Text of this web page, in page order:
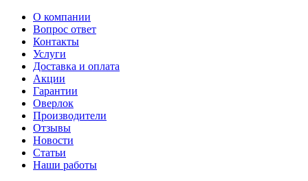
О компании
Вопрос ответ
Контакты
Услуги
Доставка и оплата
Акции
Гарантии
Оверлок
Производители
Отзывы
Новости
Статьи
Наши работы